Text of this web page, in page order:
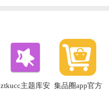
ztkucc主题库安 集品圈app官方